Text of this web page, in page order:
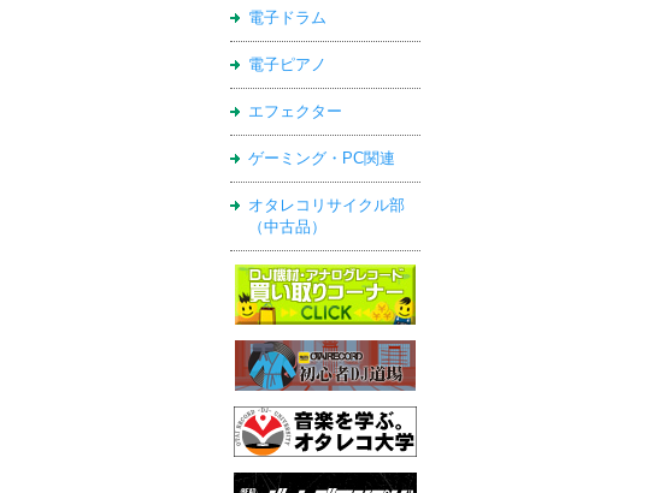
電子ドラム
電子ピアノ
エフェクター
ゲーミング・PC関連
オタレコリサイクル部
（中古品）